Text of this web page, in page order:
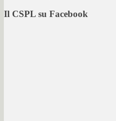
Il CSPL su Facebook